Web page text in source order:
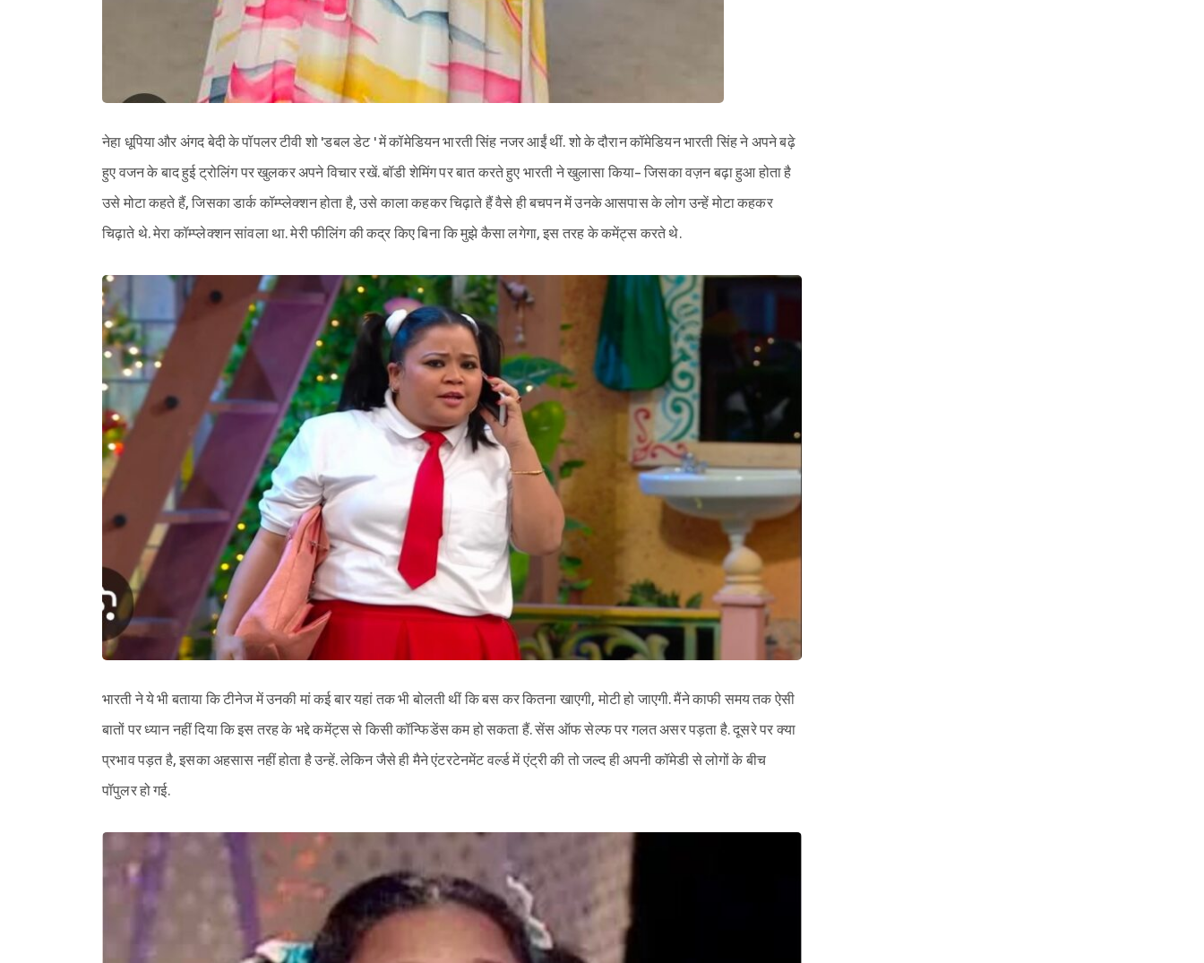
नेहा धूपिया और अंगद बेदी के पॉपलर टीवी शो 'डबल डेट ' में कॉमेडियन भारती सिंह नजर आईं थीं. शो के दौरान कॉमेडियन भारती सिंह ने अपने बढ़े
हुए वजन के बाद हुई ट्रोलिंग पर खुलकर अपने विचार रखें. बॉडी शेमिंग पर बात करते हुए भारती ने खुलासा किया- जिसका वज़न बढ़ा हुआ होता है
उसे मोटा कहते हैं, जिसका डार्क कॉम्प्लेक्शन होता है, उसे काला कहकर चिढ़ाते हैं वैसे ही बचपन में उनके आसपास के लोग उन्हें मोटा कहकर
चिढ़ाते थे. मेरा कॉम्प्लेक्शन सांवला था. मेरी फीलिंग की कद्र किए बिना कि मुझे कैसा लगेगा, इस तरह के कमेंट्स करते थे.
भारती ने ये भी बताया कि टीनेज में उनकी मां कई बार यहां तक भी बोलती थीं कि बस कर कितना खाएगी, मोटी हो जाएगी. मैंने काफी समय तक ऐसी
बातों पर ध्यान नहीं दिया कि इस तरह के भद्दे कमेंट्स से किसी कॉन्फिडेंस कम हो सकता हैं. सेंस ऑफ सेल्फ पर गलत असर पड़ता है. दूसरे पर क्या
प्रभाव पड़त है, इसका अहसास नहीं होता है उन्हें. लेकिन जैसे ही मैने एंटरटेनमेंट वर्ल्ड में एंट्री की तो जल्द ही अपनी कॉमेडी से लोगों के बीच
पॉपुलर हो गई.